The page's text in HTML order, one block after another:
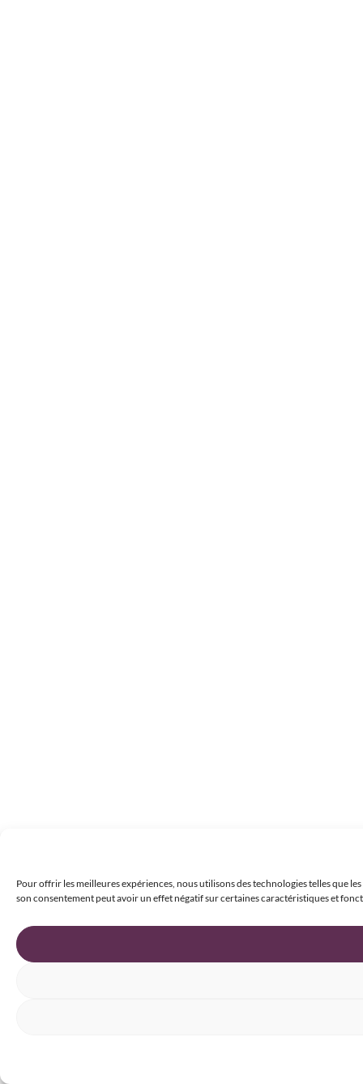
Pour offrir les meilleures expériences, nous utilisons des technologies telles que
son consentement peut avoir un effet négatif sur certaines caractéristiques et